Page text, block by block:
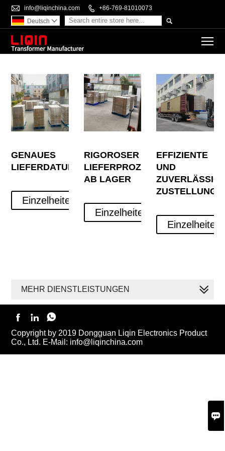

 info@liqinchina.com  +86-769-81010073

Deutsch 
GENAUES
LIEFERDATUM
Einzelheiten
RIGOROSER
LIEFERPROZESS
AB LAGER
Einzelheiten
EFFIZIENTE
UND
ZUSTELLUNG
Einzelheiten
MEHR DIENSTLEISTUNGEN
  
Copyright by 2019 Dongguan Liqin Electronics Product
Co., Ltd. E-Mail: info@liqinchina.com